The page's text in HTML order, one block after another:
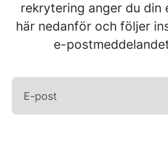
rekrytering anger du din
här nedanför och följer
e-